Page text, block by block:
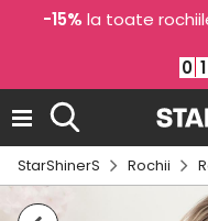
-15% la toate
0 1
StarShinerS Rochii